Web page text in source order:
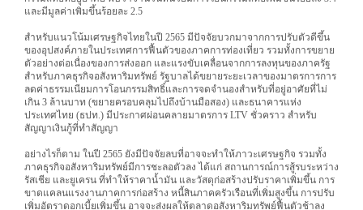
และมีมูลค่าเพิ่มขึ้นร้อยละ 2.5
สำหรับแนวโน้มเศรษฐกิจไทยในปี 2565 มีปัจจัยบวกมาจากการปรับตัวดีขึ้น
ของอุปสงค์ภายในประเทศการฟื้นตัวของภาคการท่องเที่ยว รวมทั้งการขยาย
ตัวอย่างต่อเนื่องของการส่งออก และแรงขับเคลื่อนจากการลงทุนของภาครัฐ
สำหรับภาคธุรกิจอสังหาริมทรัพย์ รัฐบาลได้ขยายระยะเวลาของมาตรการการ
ลดค่าธรรมเนียมการโอนกรรมสิทธิ์และการจดจำนองสำหรับที่อยู่อาศัยที่ไม่
เกิน 3 ล้านบาท (ขยายครอบคลุมไปถึงบ้านมือสอง) และธนาคารแห่ง
ประเทศไทย (ธปท.) มีประกาศผ่อนคลายมาตรการ LTV ชั่วคราว สำหรับ
สัญญาเงินกู้ที่ทำสัญญา
อย่างไรก็ตาม ในปี 2565 ยังมีปัจจัยลบที่อาจจะทำให้ภาวะเศรษฐกิจ รวมทั้ง
ภาคธุรกิจอสังหาริมทรัพย์มีการชะลอตัวลง ได้แก่ สถานการณ์การสู้รบระหว่าง
รัสเชีย และยูเครน ที่ทำให้ราคาน้ำมัน และวัสดุก่อสร้างปรับราคาเพิ่มขึ้น การ
ขาดแคลนแรงงานภาคการก่อสร้าง หนี้สินภาคครัวเรือนที่เพิ่มสูงขึ้น การปรับ
เพิ่มอัตราดอกเบี้ยเพิ่มขึ้น อาจจะส่งผลให้ตลาดอสังหาริมทรัพย์ฟื้นตัวช้าลง